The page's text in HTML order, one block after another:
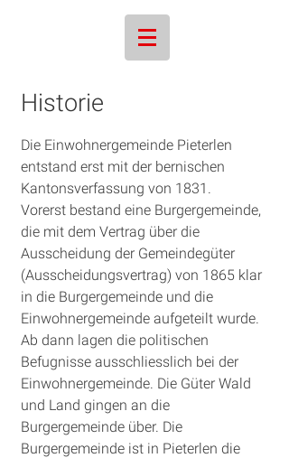
Historie
Die Einwohnergemeinde Pieterlen
entstand erst mit der bernischen
Kantonsverfassung von 1831.
Vorerst bestand eine Burgergemeinde,
die mit dem Vertrag über die
Ausscheidung der Gemeindegüter
(Ausscheidungsvertrag) von 1865 klar
in die Burgergemeinde und die
Einwohnergemeinde aufgeteilt wurde.
Ab dann lagen die politischen
Befugnisse ausschliesslich bei der
Einwohnergemeinde. Die Güter Wald
und Land gingen an die
Burgergemeinde über. Die
Burgergemeinde ist in Pieterlen die